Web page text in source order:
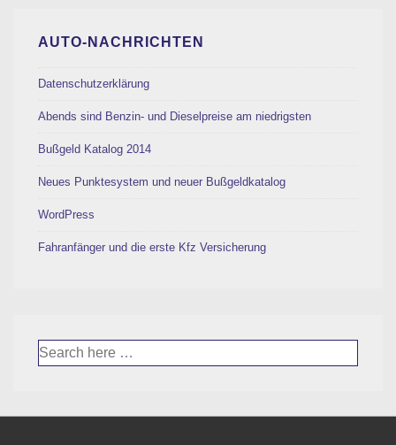
AUTO-NACHRICHTEN
Datenschutzerklärung
Abends sind Benzin- und Dieselpreise am niedrigsten
Bußgeld Katalog 2014
Neues Punktesystem und neuer Bußgeldkatalog
WordPress
Fahranfänger und die erste Kfz Versicherung
Suche
nach: